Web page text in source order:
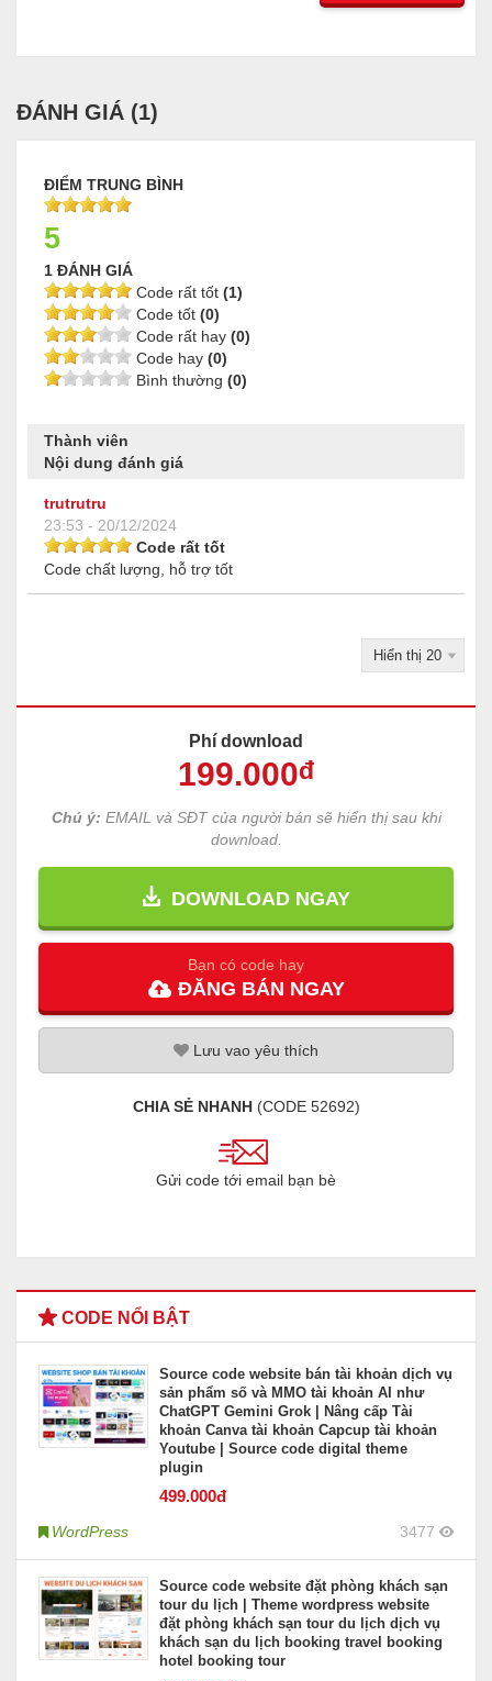
ĐÁNH GIÁ (1)
ĐIỂM TRUNG BÌNH
5
1 ĐÁNH GIÁ
Code rất tốt (1)
Code tốt (0)
Code rất hay (0)
Code hay (0)
Bình thường (0)
Thành viên
Nội dung đánh giá
trutrutru
23:53 - 20/12/2024
Code rất tốt
Code chất lượng, hỗ trợ tốt
Phí download
199.000đ
Chú ý: EMAIL và SĐT của người bán sẽ hiển thị sau khi
download.
DOWNLOAD NGAY
Bạn có code hay
ĐĂNG BÁN NGAY
Lưu vao yêu thích
CHIA SẺ NHANH(CODE 52692)
Gửi code tới email bạn bè
CODE NỔI BẬT
Source code website bán tài khoản dịch vụ
sản phẩm số và MMO tài khoản AI như
ChatGPT Gemini Grok | Nâng cấp Tài
khoản Canva tài khoản Capcup tài khoản
Youtube | Source code digital theme
plugin
499.000đ
WordPress 3477
Source code website đặt phòng khách sạn
tour du lịch | Theme wordpress website
đặt phòng khách sạn tour du lịch dịch vụ
khách sạn du lịch booking travel booking
hotel booking tour